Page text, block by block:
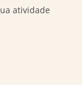
atividade